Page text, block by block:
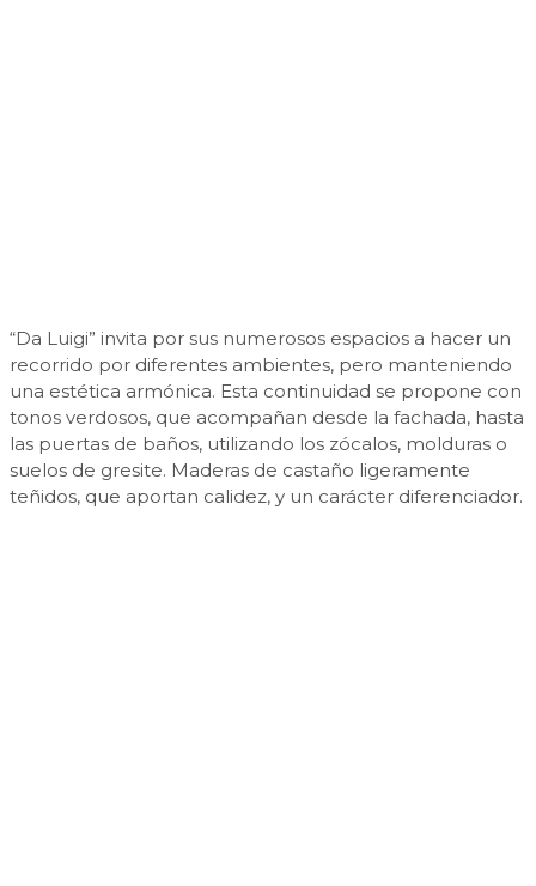
“Da Luigi” invita por sus numerosos espacios a hacer un
recorrido por diferentes ambientes, pero manteniendo
una estética armónica. Esta continuidad se propone con
tonos verdosos, que acompañan desde la fachada, hasta
las puertas de baños, utilizando los zócalos, molduras o
suelos de gresite. Maderas de castaño ligeramente
teñidos, que aportan calidez, y un carácter diferenciador.